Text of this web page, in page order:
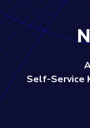
Self-Service